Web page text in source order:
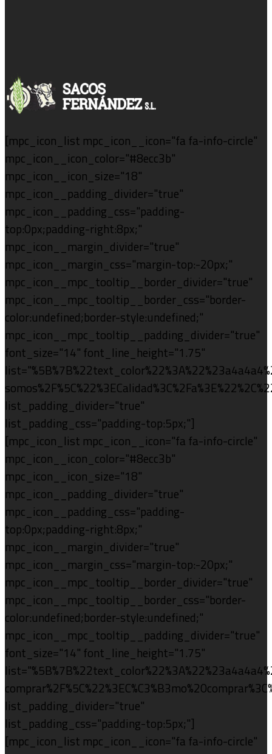
[mpc_icon_list mpc_icon__icon="fa fa-info-circle"
mpc_icon__icon_color="#8ecc3b"
mpc_icon__icon_size="18"
mpc_icon__padding_divider="true"
mpc_icon__padding_css="padding-
top:0px;padding-right:8px;"
mpc_icon__margin_divider="true"
mpc_icon__margin_css="margin-top:-20px;"
mpc_icon__mpc_tooltip__border_divider="true"
mpc_icon__mpc_tooltip__border_css="border-
color:undefined;border-style:undefined;"
mpc_icon__mpc_tooltip__padding_divider="true"
font_size="14" font_line_height="1.75"
list_padding_divider="true"
list_padding_css="padding-top:5px;"]
[mpc_icon_list mpc_icon__icon="fa fa-info-circle"
mpc_icon__icon_color="#8ecc3b"
mpc_icon__icon_size="18"
mpc_icon__padding_divider="true"
mpc_icon__padding_css="padding-
top:0px;padding-right:8px;"
mpc_icon__margin_divider="true"
mpc_icon__margin_css="margin-top:-20px;"
mpc_icon__mpc_tooltip__border_divider="true"
mpc_icon__mpc_tooltip__border_css="border-
color:undefined;border-style:undefined;"
mpc_icon__mpc_tooltip__padding_divider="true"
font_size="14" font_line_height="1.75"
list_padding_divider="true"
list_padding_css="padding-top:5px;"]
[mpc_icon_list mpc_icon__icon="fa fa-info-circle"